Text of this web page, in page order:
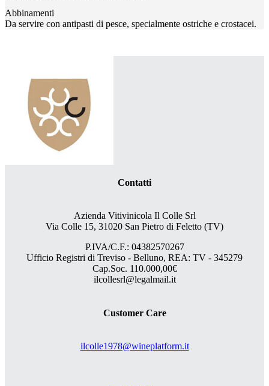
Abbinamenti
Da servire con antipasti di pesce, specialmente ostriche e crostacei.
Contatti
Azienda Vitivinicola Il Colle Srl
Via Colle 15, 31020 San Pietro di Feletto (TV)
P.IVA/C.F.: 04382570267
Ufficio Registri di Treviso - Belluno, REA: TV - 345279
Cap.Soc. 110.000,00€
ilcollesrl@legalmail.it
Customer Care
ilcolle1978@wineplatform.it